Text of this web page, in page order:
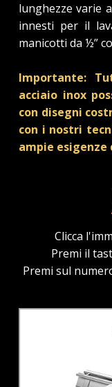
lunghezze varie
innesti per il
manicotti da ½”
Importante:
acciaio inox
con disegni
con i nostri
ampie
Clicca
Premi il
Premi sul